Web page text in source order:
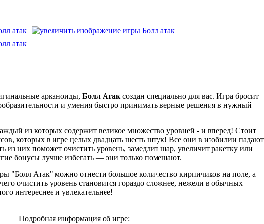
арканоиды, Болл Атаксоздан специально для вас. Игра бросит
и умения быстро принимать верные решения в нужный
из которых содержит великое множество уровней - и вперед! Стоит
которых в игре целых двадцать шесть штук! Все они в изобилии падают
из них поможет очистить уровень, замедлит шар, увеличит ракетку или
бонусы лучше избегать — они только помешают.
"Болл Атак" можно отнести большое количество кирпичиков на поле, а
очистить уровень становится гораздо сложнее, нежели в обычных
интереснее и увлекательнее!
Подробная информация об игре: